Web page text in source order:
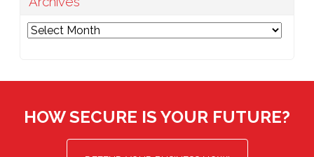
Archives
HOW SECURE IS YOUR FUTURE?